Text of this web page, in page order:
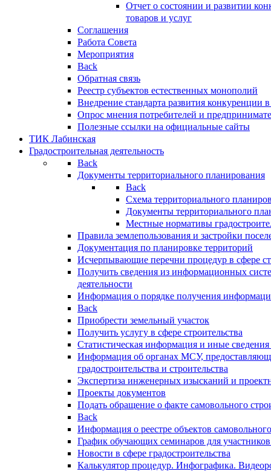
Отчет о состоянии и развитии
товаров и услуг
Соглашения
Работа Совета
Мероприятия
Back
Обратная связь
Реестр субъектов естественных монополий
Внедрение стандарта развития конкуренции
Опрос мнения потребителей и
Полезные ссылки на официальные сайты
ТИК Лабинская
Градостроительная деятельность
Back
Документы территориального планирования
Back
Схема территориального
Документы территориального
Местные нормативы
Правила землепользования и застройки
Документация по планировке территорий
Исчерпывающие перечни процедур в сфере
Получить сведения из информационных
деятельности
Информация о порядке получения
Back
Приобрести земельный участок
Получить услугу в сфере строительства
Статистическая информация и иные сведения
Информация об органах МСУ,
градостроительства и строительства
Экспертиза инженерных изысканий и
Проекты документов
Подать обращение о факте самовольного
Back
Информация о реестре объектов
График обучающих семинаров для участников
Новости в сфере градостроительства
Калькулятор процедур. Инфографика.